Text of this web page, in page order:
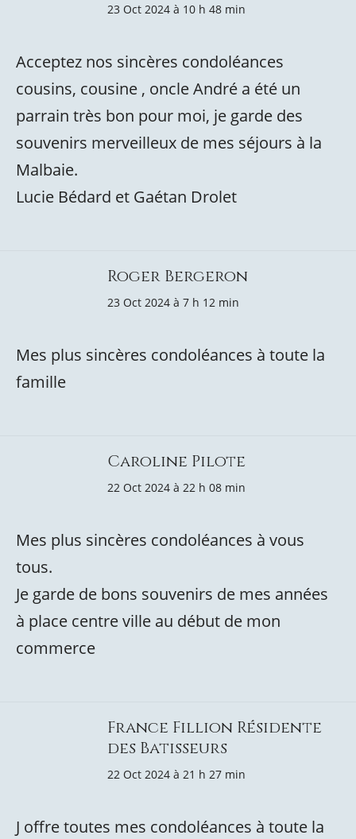
23 Oct 2024 à 10 h 48 min
Acceptez nos sincères condoléances
cousins, cousine , oncle André a été un
parrain très bon pour moi, je garde des
souvenirs merveilleux de mes séjours à la
Malbaie.
Lucie Bédard et Gaétan Drolet
Roger Bergeron
23 Oct 2024 à 7 h 12 min
Mes plus sincères condoléances à toute la
famille
Caroline Pilote
22 Oct 2024 à 22 h 08 min
Mes plus sincères condoléances à vous
tous.
Je garde de bons souvenirs de mes années
à place centre ville au début de mon
commerce
France Fillion Résidente
des Batisseurs
22 Oct 2024 à 21 h 27 min
J offre toutes mes condoléances à toute la